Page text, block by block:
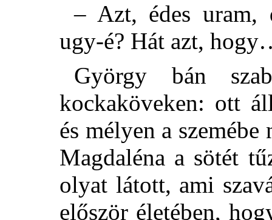
– Azt, édes uram,
ugy-é? Hát azt,
György bán
kockaköveken: ott
és mélyen a
Magdaléna a sötét
olyat látott, ami
először életében,